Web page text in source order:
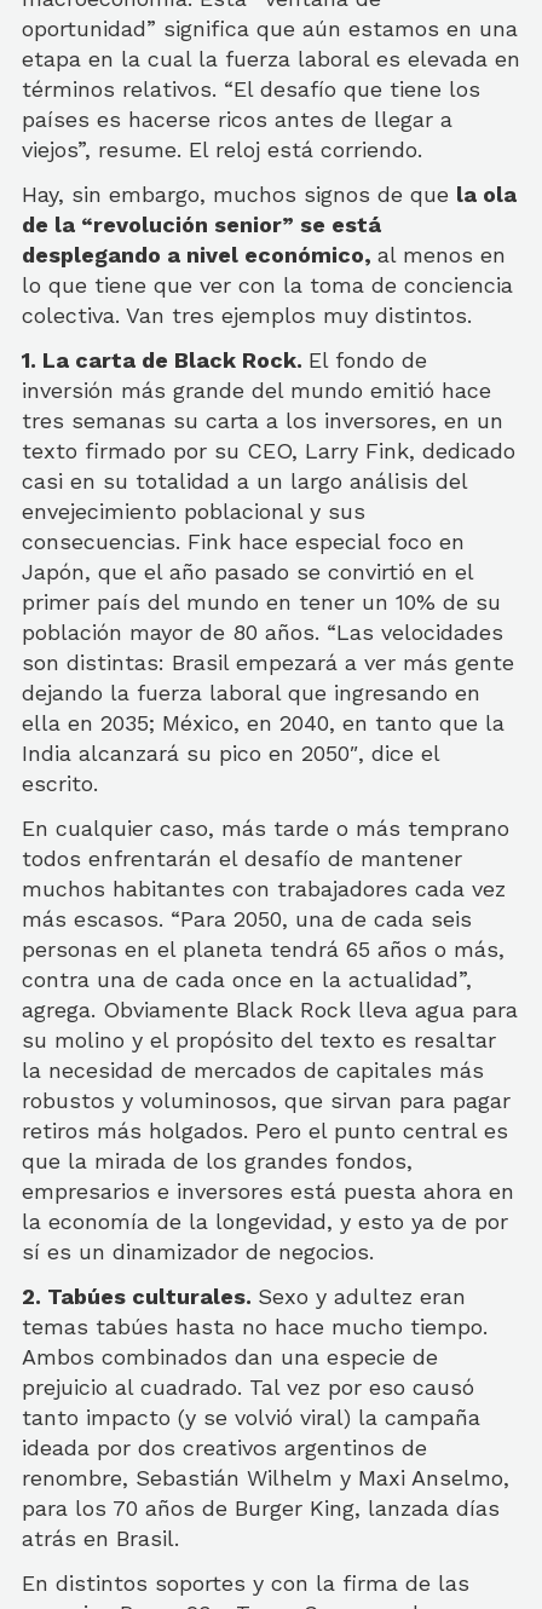
oportunidad” significa que aún estamos en una
etapa en la cual la fuerza laboral es elevada en
términos relativos. “El desafío que tiene los
países es hacerse ricos antes de llegar a
viejos”, resume. El reloj está corriendo.
Hay, sin embargo, muchos signos de que la ola
de la “revolución senior” se está
desplegando a nivel económico, al menos en
lo que tiene que ver con la toma de conciencia
colectiva. Van tres ejemplos muy distintos.
1. La carta de Black Rock. El fondo de
inversión más grande del mundo emitió hace
tres semanas su carta a los inversores, en un
texto firmado por su CEO, Larry Fink, dedicado
casi en su totalidad a un largo análisis del
envejecimiento poblacional y sus
consecuencias. Fink hace especial foco en
Japón, que el año pasado se convirtió en el
primer país del mundo en tener un 10% de su
población mayor de 80 años. “Las velocidades
son distintas: Brasil empezará a ver más gente
dejando la fuerza laboral que ingresando en
ella en 2035; México, en 2040, en tanto que la
India alcanzará su pico en 2050″, dice el
escrito.
En cualquier caso, más tarde o más temprano
todos enfrentarán el desafío de mantener
muchos habitantes con trabajadores cada vez
más escasos. “Para 2050, una de cada seis
personas en el planeta tendrá 65 años o más,
contra una de cada once en la actualidad”,
agrega. Obviamente Black Rock lleva agua para
su molino y el propósito del texto es resaltar
la necesidad de mercados de capitales más
robustos y voluminosos, que sirvan para pagar
retiros más holgados. Pero el punto central es
que la mirada de los grandes fondos,
empresarios e inversores está puesta ahora en
la economía de la longevidad, y esto ya de por
sí es un dinamizador de negocios.
2. Tabúes culturales. Sexo y adultez eran
temas tabúes hasta no hace mucho tiempo.
Ambos combinados dan una especie de
prejuicio al cuadrado. Tal vez por eso causó
tanto impacto (y se volvió viral) la campaña
ideada por dos creativos argentinos de
renombre, Sebastián Wilhelm y Maxi Anselmo,
para los 70 años de Burger King, lanzada días
atrás en Brasil.
En distintos soportes y con la firma de las